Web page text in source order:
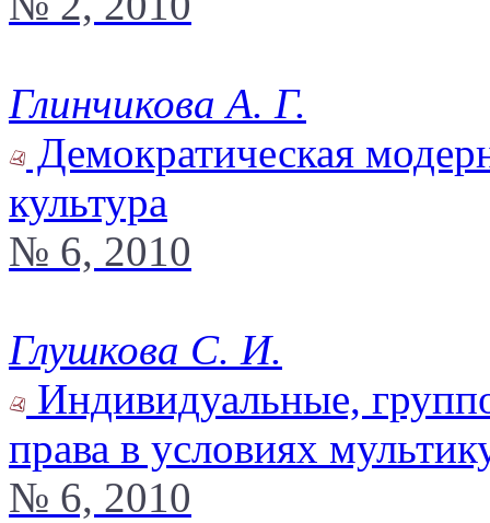
Глинчикова А. Г.
Демократическая
культура
№ 6, 2010
Глушкова С. И.
Индивидуальные,
права в условиях
№ 6, 2010